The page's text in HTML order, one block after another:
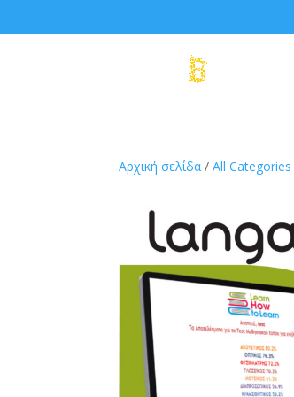
Αρχική σελίδα /All Categories